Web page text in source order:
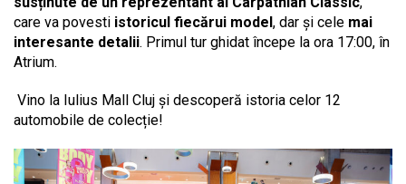
care va povesti istoricul fiecărui model , dar și cele mai
interesante detalii. Primul tur ghidat începe la ora 17:00, în
Atrium.
Vino la Iulius Mall Cluj și descoperă istoria celor 12
automobile de colecție!